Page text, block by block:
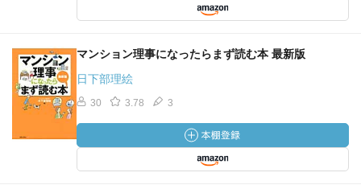
マンション理事になったらまず読む本 最新版
日下部理絵
30 3.78 3